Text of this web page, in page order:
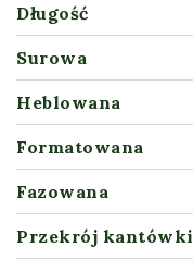
Długość
Surowa
Heblowana
Formatowana
Fazowana
Przekrój kantówki